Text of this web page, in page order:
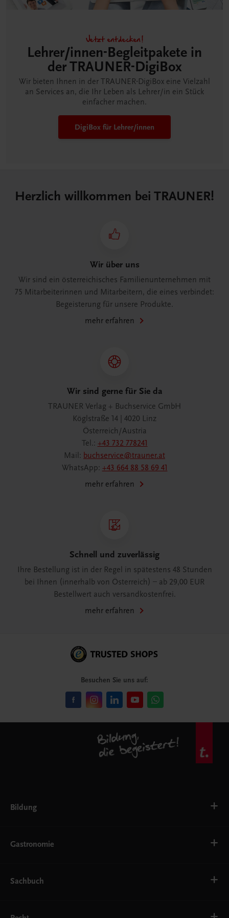
Jetzt entdecken!
Lehrer/innen-Begleitpakete in
der TRAUNER-DigiBox
Wir bieten Ihnen in der TRAUNER-DigiBox eine Vielzahl
an Services an, die Ihr Leben als Lehrer/in ein Stück
einfacher machen.
DigiBox für Lehrer/innen
Herzlich willkommen bei TRAUNER!
Wir über uns
Wir sind ein österreichisches Familienunternehmen mit
75 Mitarbeiterinnen und Mitarbeitern, die eines verbindet:
Begeisterung für unsere Produkte.
mehr erfahren
Wir sind gerne für Sie da
TRAUNER Verlag + Buchservice GmbH
Köglstraße 14 | 4020 Linz
Österreich/Austria
Tel.: +43 732 778241
Mail: buchservice@trauner.at
WhatsApp: +43 664 88 58 69 41
mehr erfahren
Schnell und zuverlässig
Ihre Bestellung ist in der Regel in spätestens 48 Stunden
bei Ihnen (innerhalb von Österreich) – ab 29,00 EUR
Bestellwert auch versandkostenfrei.
mehr erfahren
Besuchen Sie uns auf:
Bildung
AHS
EWF/ZWF
FW
Gastronomie
Getränke
Service
Sachbuch